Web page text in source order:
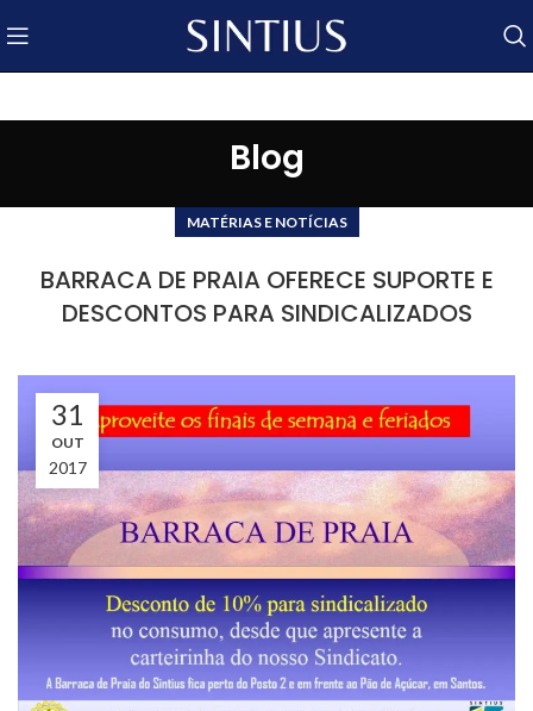
Blog
MATÉRIAS E NOTÍCIAS
BARRACA DE PRAIA OFERECE SUPORTE E
DESCONTOS PARA SINDICALIZADOS
31
OUT
2017